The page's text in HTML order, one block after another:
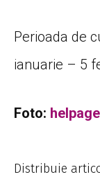
Perioada de
ianuarie – 5
Foto:
Distribuie